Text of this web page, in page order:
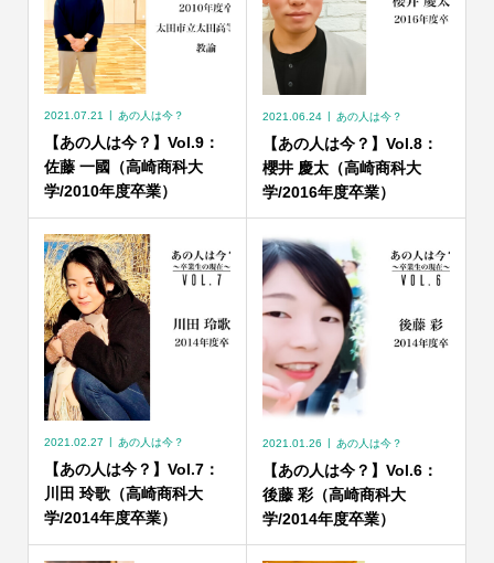
2021.07.21 あの人は今？
【あの人は今？】Vol.9：
佐藤 一國（高崎商科大
学/2010年度卒業）
2021.06.24 あの人は今？
【あの人は今？】Vol.8：
櫻井 慶太（高崎商科大
学/2016年度卒業）
2021.02.27 あの人は今？
【あの人は今？】Vol.7：
川田 玲歌（高崎商科大
学/2014年度卒業）
2021.01.26 あの人は今？
【あの人は今？】Vol.6：
後藤 彩（高崎商科大
学/2014年度卒業）